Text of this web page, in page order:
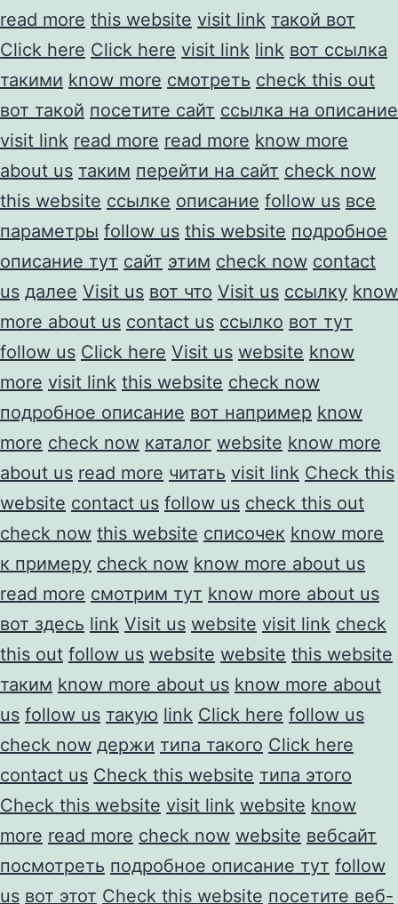
read more this website visit link такой вот
Click here Click here visit link link вот ссылка
такими know more смотреть check this out
вот такой посетите сайт ссылка на описание
visit link read more read more know more
about us таким перейти на сайт check now
this website ссылке описание follow us все
параметры follow us this website подробное
описание тут сайт этим check now contact
us далее Visit us вот что Visit us ссылку know
more about us contact us ссылко вот тут
follow us Click here Visit us website know
more visit link this website check now
подробное описание вот например know
more check now каталог website know more
about us read more читать visit link Check this
website contact us follow us check this out
check now this website списочек know more
к примеру check now know more about us
read more смотрим тут know more about us
вот здесь link Visit us website visit link check
this out follow us website website this website
таким know more about us know more about
us follow us такую link Click here follow us
check now держи типа такого Click here
contact us Check this website типа этого
Check this website visit link website know
more read more check now website вебсайт
посмотреть подробное описание тут follow
us вот этот Check this website посетите веб-